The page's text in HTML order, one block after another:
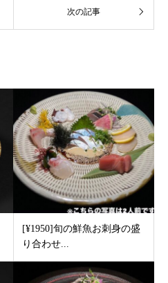
[¥1950]旬の鮮魚お刺身の盛
り合わせ...